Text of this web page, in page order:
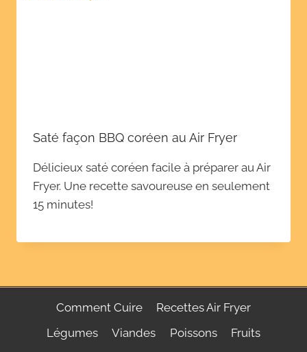
Saté façon BBQ coréen au Air Fryer
Délicieux saté coréen facile à préparer au Air
Fryer. Une recette savoureuse en seulement
15 minutes!
Comment Cuire
Recettes Air Fryer
Légumes
Viandes Poissons
Fruits